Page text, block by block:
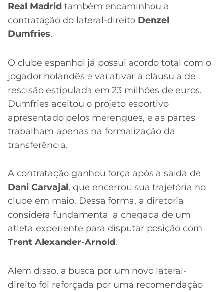
Real Madrid também encaminhou a
contratação do lateral-direito Denzel
Dumfries.
O clube espanhol já possui acordo total com o
jogador holandês e vai ativar a cláusula de
rescisão estipulada em 23 milhões de euros.
Dumfries aceitou o projeto esportivo
apresentado pelos merengues, e as partes
trabalham apenas na formalização da
transferência.
A contratação ganhou força após a saída de
Dani Carvajal, que encerrou sua trajetória no
clube em maio. Dessa forma, a diretoria
considera fundamental a chegada de um
atleta experiente para disputar posição com
Trent Alexander-Arnold.
Além disso, a busca por um novo lateral-
direito foi reforçada por uma recomendação